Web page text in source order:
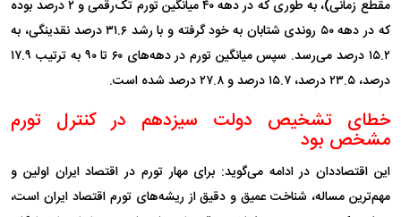
مقطع زمانی)، به طوری که در دهه ۴۰ میانگین تورم تک‌رقمی و ۲ درصد بوده
که در دهه ۵۰ روندی شتابان به خود گرفته و با رشد ۳۱.۶ درصد نقدینگی، به
۱۵.۲ درصد می‌رسد. سپس میانگین تورم در دهه‌های ۶۰ تا ۹۰ به ترتیب ۱۷.۹
درصد، ۲۳.۵ درصد، ۱۵.۷ درصد و ۲۷.۸ درصد شده است.
خطای تشخیص دولت سیزدهم در کنترل تورم
مشخص بود
این اقتصاددان در ادامه می‌گوید: برای مهار تورم در اقتصاد ایران اولین و
مهم‌ترین مساله، شناخت عمیق و دقیق از ریشه‌های تورم اقتصاد ایران است،